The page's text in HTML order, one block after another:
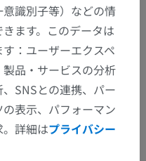
梢神経系
>
識別子等）などの情
ます。このデータは
：ユーザーエクスペ
品・サービスの分析
SNSとの連携、パー
表示、パフォーマン
詳細はプライバシー